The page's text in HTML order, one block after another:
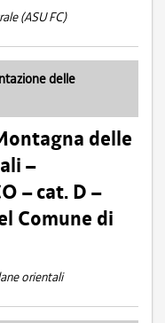
(ASU FC)
delle
delle
–
– cat. D –
Comune di
orientali